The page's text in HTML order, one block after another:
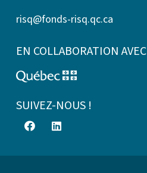
risq@fonds-risq.qc.ca
EN COLLABORATION AVEC
SUIVEZ-NOUS !